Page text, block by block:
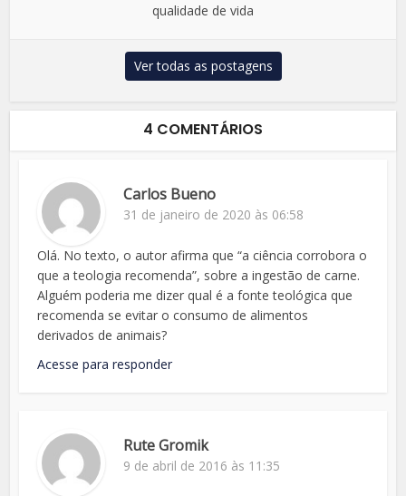
qualidade de vida
Ver todas as postagens
4 COMENTÁRIOS
Carlos Bueno
31 de janeiro de 2020 às 06:58
Olá. No texto, o autor afirma que “a ciência corrobora o
que a teologia recomenda”, sobre a ingestão de carne.
Alguém poderia me dizer qual é a fonte teológica que
recomenda se evitar o consumo de alimentos
derivados de animais?
Acesse para responder
Rute Gromik
9 de abril de 2016 às 11:35